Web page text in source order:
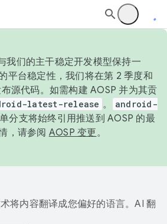
我们的主干稳定开发模型保持一
平台稳定性，我们将在第 2 季度和
源代码。如需构建 AOSP 并为其贡
latest-release 。
android-
分支将始终引用推送到 AOSP 的最
，请参阅 AOSP 变更。
将内容翻译成您偏好的语言。AI 翻